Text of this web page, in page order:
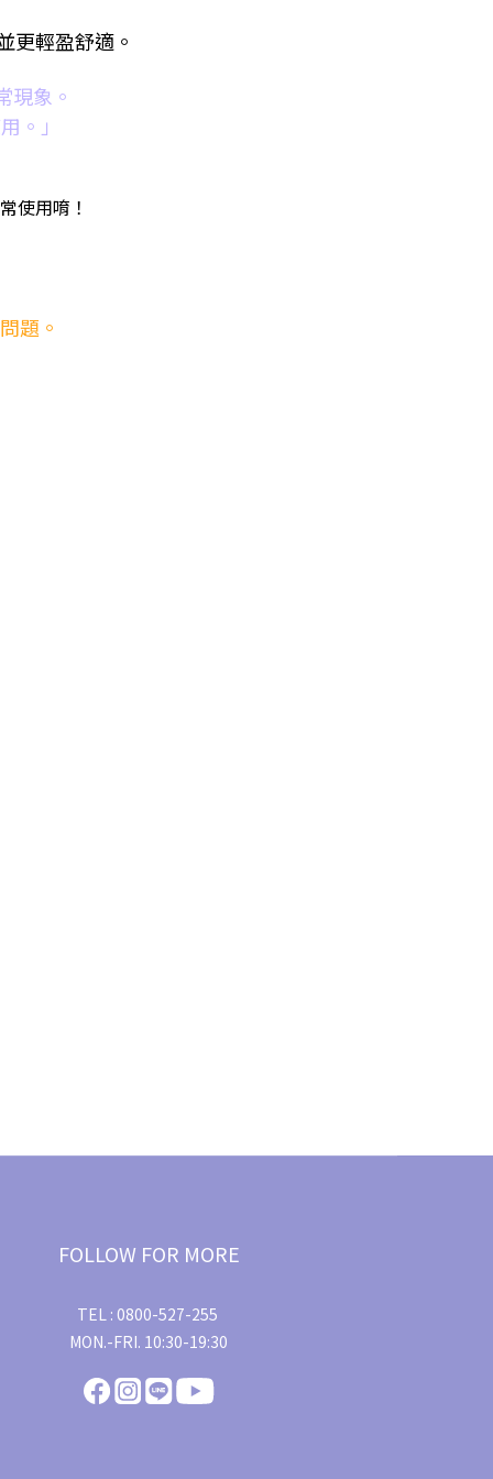
更輕盈舒適。
現象。
。」
使用唷！
題。
FOLLOW FOR MORE
TEL : 0800-527-255
MON.-FRI. 10:30-19:30